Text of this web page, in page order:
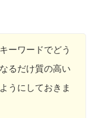
ーワードでどう
るだけ質の高い
うにしておきま